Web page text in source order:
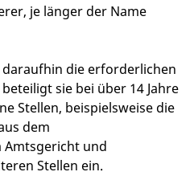
je länger der Name
die erforderlichen
sie bei über 14 Jahre
Stellen, beispielsweise die
dem
Amtsgericht und
Stellen ein.